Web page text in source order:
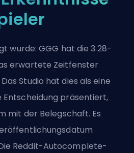
wurde: GGG hat die 3.28-
erwartete Zeitfenster
Studio hat dies als eine
präsentiert,
mit der Belegschaft. Es
Reddit-Autocomplete-